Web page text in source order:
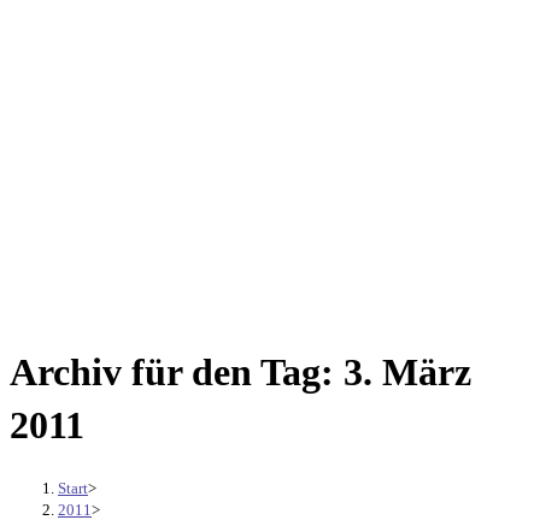
Archiv für den Tag: 3. März
2011
Start>
2011 >